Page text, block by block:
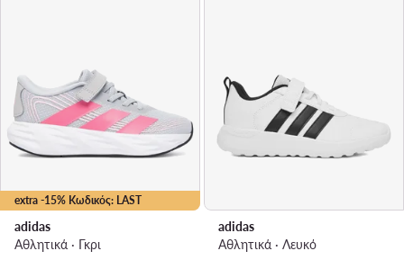
extra -15% Κωδικός: LAST
adidas
Αθλητικά · Γκρι
adidas
Αθλητικά · Λευκό